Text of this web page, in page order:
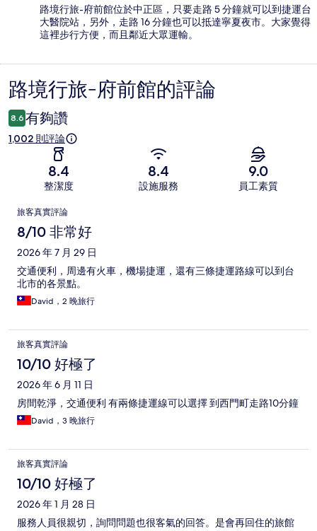
路境行旅-府前館位於中正區，只要走路 5 分鐘就可以到捷運台
大醫院站，另外，走路 16 分鐘也可以抵達寧夏夜市。大家覺得
這裡步行方便，而且鄰近大眾運輸。
評
論
路境行旅-府前館的評論
8.6 有夠讚
1,002 則評論
8.4
整潔度
8.4
設施服務
9.0
員工素質
評
論
旅客真實評論
8/10 非常好
2026 年 7 月 29 日
交通便利，周邊有火車，機場捷運，還有三條捷運路線可以到台
北市的各景點。
David，2 晚旅行
旅客真實評論
10/10 好極了
2026 年 6 月 11 日
房間乾淨，交通便利 有兩條捷運線可以選擇 到西門町走路10分鐘
David，3 晚旅行
旅客真實評論
10/10 好極了
2026 年 1 月 28 日
服務人員很親切，詢問問題也很客氣的回答。是會再回住的旅館